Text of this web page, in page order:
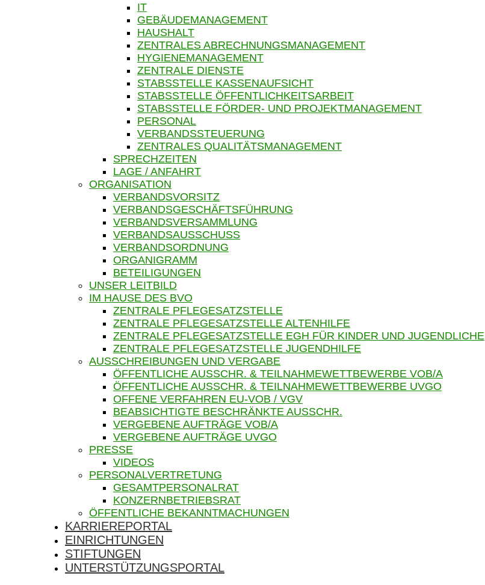
IT
GEBÄUDEMANAGEMENT
HAUSHALT
ZENTRALES ABRECHNUNGSMANAGEMENT
HYGIENEMANAGEMENT
ZENTRALE DIENSTE
STABSSTELLE KASSENAUFSICHT
STABSSTELLE ÖFFENTLICHKEITSARBEIT
STABSSTELLE FÖRDER- UND PROJEKTMANAGEMENT
PERSONAL
VERBANDSSTEUERUNG
ZENTRALES QUALITÄTSMANAGEMENT
SPRECHZEITEN
LAGE / ANFAHRT
ORGANISATION
VERBANDSVORSITZ
VERBANDSGESCHÄFTSFÜHRUNG
VERBANDSVERSAMMLUNG
VERBANDSAUSSCHUSS
VERBANDSORDNUNG
ORGANIGRAMM
BETEILIGUNGEN
UNSER LEITBILD
IM HAUSE DES BVO
ZENTRALE PFLEGESATZSTELLE
ZENTRALE PFLEGESATZSTELLE ALTENHILFE
ZENTRALE PFLEGESATZSTELLE EGH FÜR KINDER UND JUGENDLICHE
ZENTRALE PFLEGESATZSTELLE JUGENDHILFE
AUSSCHREIBUNGEN UND VERGABE
ÖFFENTLICHE AUSSCHR. & TEILNAHMEWETTBEWERBE VOB/A
ÖFFENTLICHE AUSSCHR. & TEILNAHMEWETTBEWERBE UVGO
OFFENE VERFAHREN EU-VOB / VGV
BEABSICHTIGTE BESCHRÄNKTE AUSSCHR.
VERGEBENE AUFTRÄGE VOB/A
VERGEBENE AUFTRÄGE UVGO
PRESSE
VIDEOS
PERSONALVERTRETUNG
GESAMTPERSONALRAT
KONZERNBETRIEBSRAT
ÖFFENTLICHE BEKANNTMACHUNGEN
KARRIEREPORTAL
EINRICHTUNGEN
STIFTUNGEN
UNTERSTÜTZUNGSPORTAL